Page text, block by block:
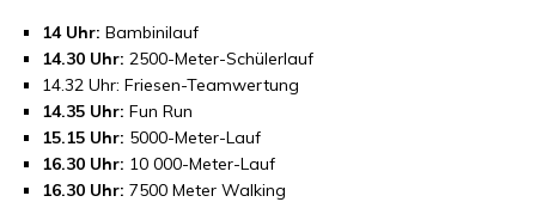
14 Uhr: Bambinilauf
14.30 Uhr: 2500-Meter-Schülerlauf
14.32 Uhr: Friesen-Teamwertung
14.35 Uhr: Fun Run
15.15 Uhr: 5000-Meter-Lauf
16.30 Uhr: 10 000-Meter-Lauf
16.30 Uhr: 7500 Meter Walking